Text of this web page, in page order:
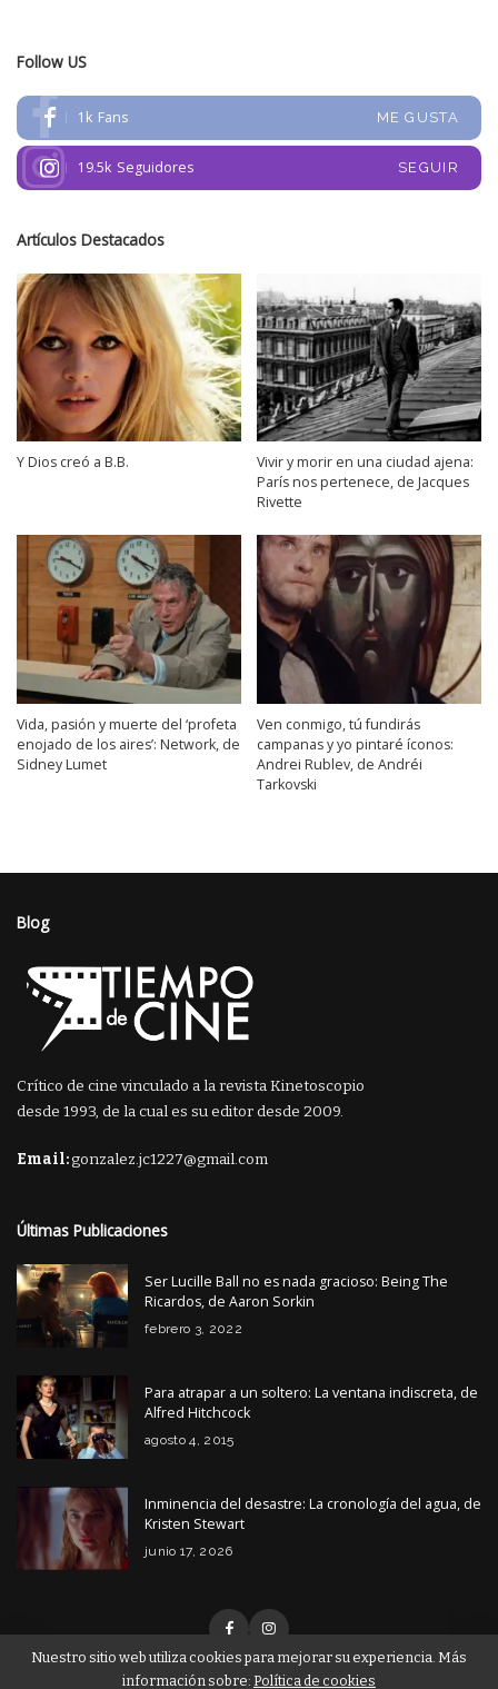
Follow US
1k Fans ME GUSTA
19.5k Seguidores SEGUIR
Artículos Destacados
Y Dios creó a B.B.
Vivir y morir en una ciudad ajena:
París nos pertenece, de Jacques
Rivette
Vida, pasión y muerte del ‘profeta
enojado de los aires’: Network, de
Sidney Lumet
Ven conmigo, tú fundirás
campanas y yo pintaré íconos:
Andrei Rublev, de Andréi
Tarkovski
Blog
Crítico de cine vinculado a la revista Kinetoscopio
desde 1993, de la cual es su editor desde 2009.
Email:gonzalez.jc1227@gmail.com
Últimas Publicaciones
Ser Lucille Ball no es nada gracioso: Being The
Ricardos, de Aaron Sorkin
febrero 3, 2022
Para atrapar a un soltero: La ventana indiscreta, de
Alfred Hitchcock
agosto 4, 2015
Inminencia del desastre: La cronología del agua, de
Kristen Stewart
junio 17, 2026
Nuestro sitio web utiliza cookies para mejorar su experiencia. Más
información sobre: Política de cookies